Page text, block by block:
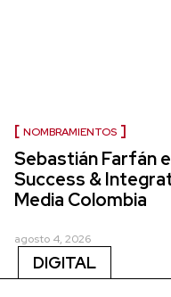
NOMBRAMIENTOS
Sebastián Farfán
Success &
Media Colombia
agosto 4, 2026
DIGITAL